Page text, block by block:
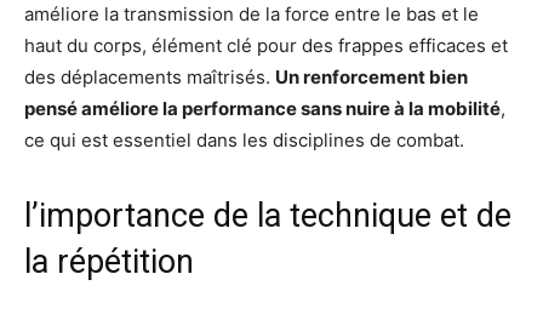
améliore la transmission de la force entre le bas et le
haut du corps, élément clé pour des frappes efficaces et
des déplacements maîtrisés. Un renforcement bien
pensé améliore la performance sans nuire à la mobilité,
ce qui est essentiel dans les disciplines de combat.
l’importance de la technique et de
la répétition